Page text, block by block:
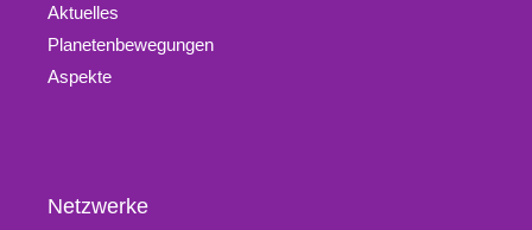
Aktuelles
Planetenbewegungen
Aspekte
Netzwerke